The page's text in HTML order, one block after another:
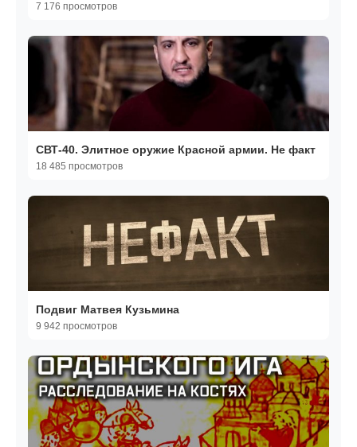
7 176 просмотров
СВТ-40. Элитное оружие Красной армии. Не факт
18 485 просмотров
Подвиг Матвея Кузьмина
9 942 просмотров